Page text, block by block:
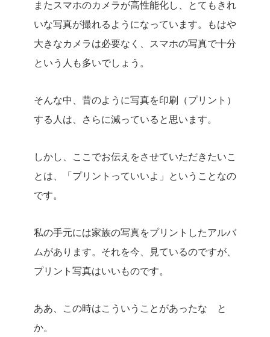
またスマホのカメラが高性能化し、とてもきれ
いな写真が撮れるようになっています。もはや
大きなカメラは必要なく、スマホの写真で十分
という人も多いでしょう。
そんな中、昔のように写真を印刷（プリント）
する人は、さらに減っていると思います。
しかし、ここでお伝えをさせていただきたいこ
とは、「プリントっていいよ」ということなの
です。
私の手元には家族の写真をプリントしたアルバ
ムがあります。それを今、見ているのですが、
プリント写真はいいものです。
ああ、この時はこういうことがあったな と
か。